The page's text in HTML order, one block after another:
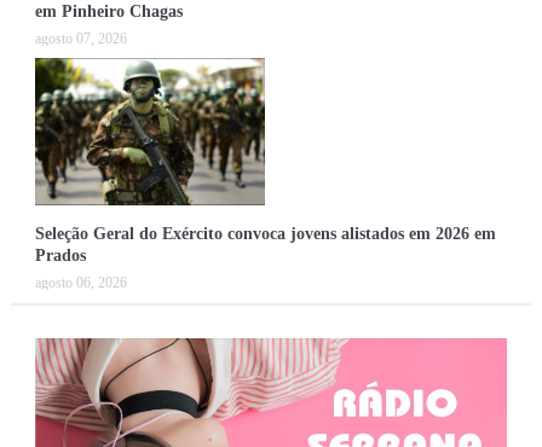
em Pinheiro Chagas
agosto 07, 2026
Seleção Geral do Exército convoca jovens alistados em 2026 em
Prados
agosto 06, 2026